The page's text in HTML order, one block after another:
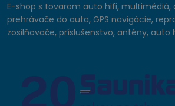
E-shop s tovarom auto hifi, multimédiá,
prehrávače do auta, GPS navigácie,
zosilňovače, príslušenstvo, antény, auto